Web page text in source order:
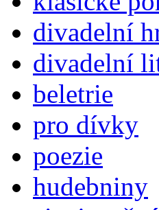
divadelní
divadelní
beletrie
pro dívky
poezie
hudebniny